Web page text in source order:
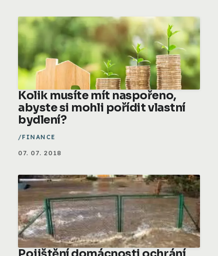
Kolik musíte mít naspořeno,
abyste si mohli pořídit vlastní
bydlení?
FINANCE
07. 07. 2018